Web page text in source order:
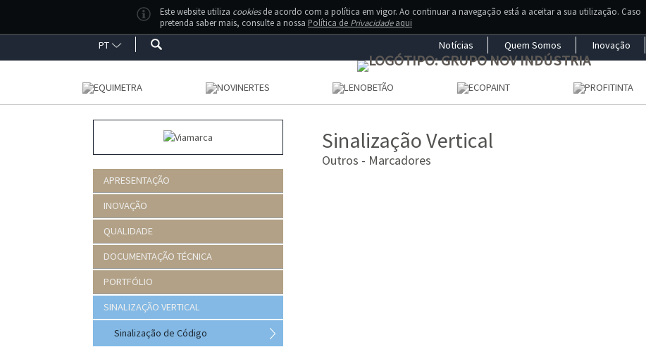
PT Notícias Quem Somos Inovação
APRESENTAÇÃO
INOVAÇÃO
QUALIDADE
DOCUMENTAÇÃO TÉCNICA
PORTFÓLIO
SINALIZAÇÃO VERTICAL
Sinalização de Código
Sinalização Vertical
Outros - Marcadores
Este website utiliza cookiesde acordo com a política em vigor. Ao continuar a navegação está a aceitar a sua utilização. Caso
pretenda saber mais, consulte a nossa Política de Privacidadeaqui